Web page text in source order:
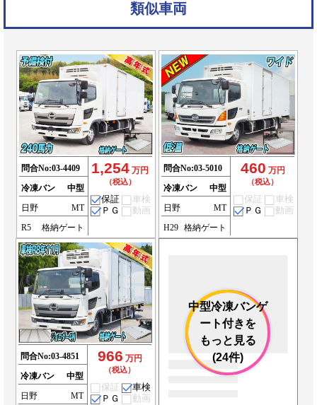
類似車両
問合No:03-4409
冷凍バン
中型
日野
MT
R5
格納ゲート
1,254 万円
（税込）
保証
車検
ＰＧ
動画
問合No:03-5010
冷凍バン
中型
日野
MT
H29 格納ゲート
460 万円
（税込）
保証
車検
ＰＧ
動画
問合No:03-4851
冷凍バン
中型
日野
MT
966 万円
（税込）
保証
車検
ＰＧ
動画
中型冷凍バンゲ
ート付きを
もっと見る
(24件)